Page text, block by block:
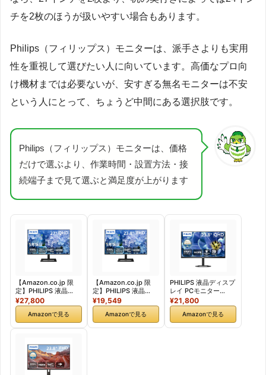
チを2枚のほうが扱いやすい場合もあります。
Philips（フィリップス）モニターは、派手さよりも実用
性を重視して選びたい人に向いています。高価なプロ向
け機材までは必要ないが、安すぎる無名モニターは不安
という人にとって、ちょうど中間にある選択肢です。
Philips（フィリップス）モニターは、価格
だけで選ぶより、作業時間・設置方法・接
続端子まで見て選ぶと満足度が上がります
【Amazon.co.jp 限
定】PHILIPS 液晶
TypeCモニター (27イ
ン
チ/IPS/QHD/120Hz/1
ms/5年保証/HDMI,
高さ調節/ブルーライ
ト軽減/スピーカー
付/AdaptiveSync/HD
¥27,800
Amazonで見る
【Amazon.co.jp 限
定】PHILIPS 液晶
TypeCモニター (23.8
イン
チ/IPS/FHD/120Hz/1
ms/5年保証/HDMI,
¥19,549
Amazonで見る
PHILIPS 液晶ディスプ
レイ PCモニター
24E1N5500B/11
(23.8インチ/5年保
証/WQHD/IPS/HDMI,
Display Port/高さ調
¥21,800
Amazonで見る